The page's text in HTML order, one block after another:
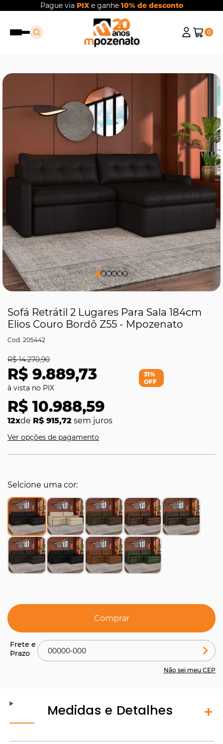
Pague via PIXe ganhe 10% de desconto
0
Sofá Retrátil 2 Lugares Para Sala 184cm
Elios Couro Bordô Z55 - Mpozenato
205442
R$ 9.889,73
R$ 14.270,90
R$ 10.988,59
12xde R$ 915,72 sem juros
31%
OFF
Ver opções de pagamento
Selcione uma cor
Comprar
Não sei meu CEP
Medidas e Detalhes